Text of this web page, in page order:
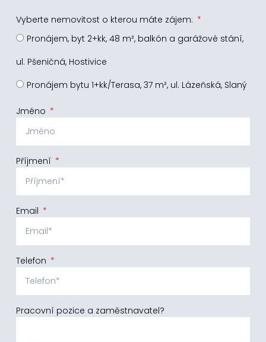
Vyberte nemovitost o kterou máte zájem:
Pronájem, byt 2+kk, 48 m², balkón a garážové stání,
ul. Pšeničná, Hostivice
Pronájem bytu 1+kk/Terasa, 37 m², ul. Lázeňská, Slaný
Jméno
Příjmení
Email
Telefon
Pracovní pozice a zaměstnavatel?